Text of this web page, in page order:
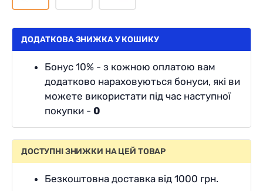
ДОДАТКОВА ЗНИЖКА У КОШИКУ
Бонус 10% - з кожною оплатою вам
додатково нараховуються бонуси, які ви
можете використати під час наступної
покупки - 0
ДОСТУПНІ ЗНИЖКИ НА ЦЕЙ ТОВАР
Безкоштовна доставка від 1000 грн.